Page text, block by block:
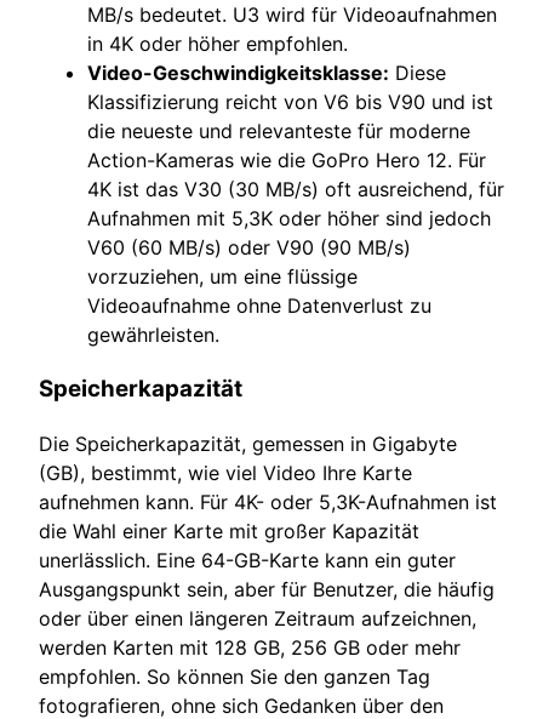
MB/s bedeutet. U3 wird für Videoaufnahmen
in 4K oder höher empfohlen.
Video-Geschwindigkeitsklasse: Diese
Klassifizierung reicht von V6 bis V90 und ist
die neueste und relevanteste für moderne
Action-Kameras wie die GoPro Hero 12. Für
4K ist das V30 (30 MB/s) oft ausreichend, für
Aufnahmen mit 5,3K oder höher sind jedoch
V60 (60 MB/s) oder V90 (90 MB/s)
vorzuziehen, um eine flüssige
Videoaufnahme ohne Datenverlust zu
gewährleisten.
Speicherkapazität
Die Speicherkapazität, gemessen in Gigabyte
(GB), bestimmt, wie viel Video Ihre Karte
aufnehmen kann. Für 4K- oder 5,3K-Aufnahmen ist
die Wahl einer Karte mit großer Kapazität
unerlässlich. Eine 64-GB-Karte kann ein guter
Ausgangspunkt sein, aber für Benutzer, die häufig
oder über einen längeren Zeitraum aufzeichnen,
werden Karten mit 128 GB, 256 GB oder mehr
empfohlen. So können Sie den ganzen Tag
fotografieren, ohne sich Gedanken über den